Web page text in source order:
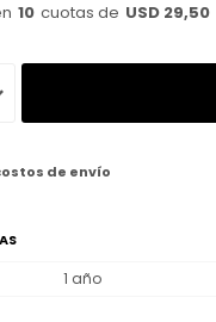
10 cuotas de USD 29,50
de envío
1 año